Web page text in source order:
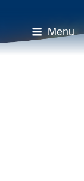
Menu